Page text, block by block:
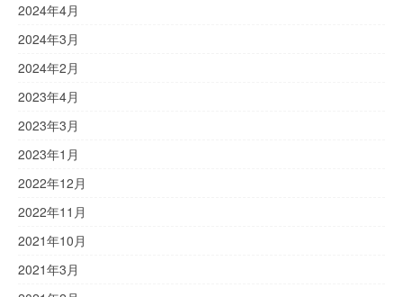
2024年4月
2024年3月
2024年2月
2023年4月
2023年3月
2023年1月
2022年12月
2022年11月
2021年10月
2021年3月